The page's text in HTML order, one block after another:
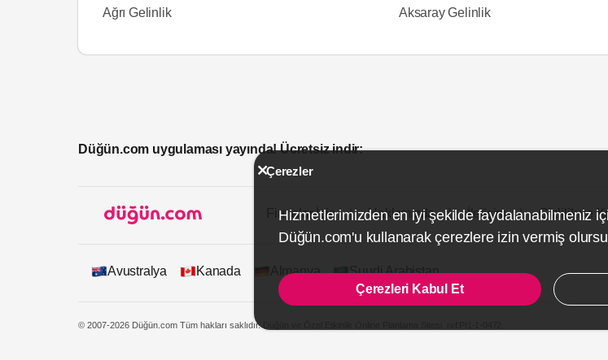
Ağrı Gelinlik
Aksaray Gelinlik
Düğün.com uygulaması yayında! Ücretsiz indir:
Firmalar İçin Hakkımızda İletişim Gizlilik ve
Avustralya Kanada Almanya Suudi Arabistan
© 2007-2026 Düğün.com Tüm hakları saklıdır. Düğün ve Özel Etkinlik Online Planlama Sitesi.
Çerezler
Hizmetlerimizden en iyi şekilde faydalanabilmeniz
Düğün.com'u kullanarak çerezlere izin vermiş
Çerezleri Kabul Et